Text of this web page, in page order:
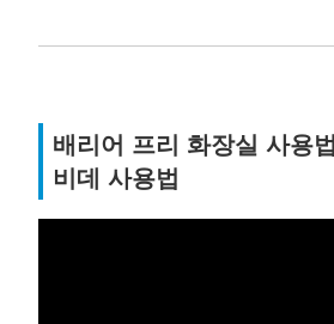
배리어 프리 화장실 사용법
비데 사용법